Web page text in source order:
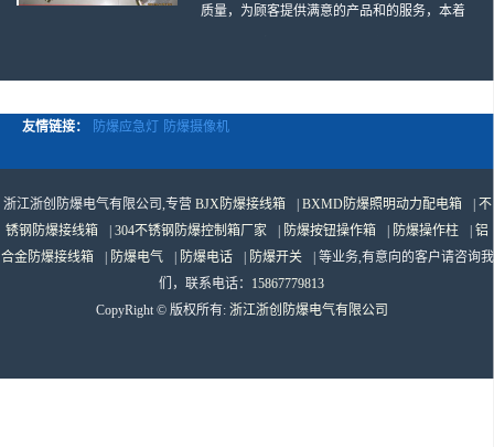
质量，为顾客提供满意的产品和的服务，本着
户的青眯，销售网络遍布全国各地及东南亚，
非洲，中东，大洋州等60多个国家和地区，并
初步建立起以为总部的营销体系。 生产：防爆
电气，BXMD系列防爆照明动力配电箱，BJX
友情链接： 防爆应急灯 防爆摄像机
浙江浙创防爆电气有限公司,专营 BJX防爆接线箱 | BXMD防爆照明动力配电箱 | 不
锈钢防爆接线箱
| 304不锈钢防爆控制箱厂家 | 防爆按钮操作箱 | 防爆操作柱 | 铝
合金防爆接线箱
| 防爆电气 | 防爆电话 | 防爆开关
| 等业务,有意向的客户请咨询我
们，联系电话： 15867779813
CopyRight © 版权所有: 浙江浙创防爆电气有限公司